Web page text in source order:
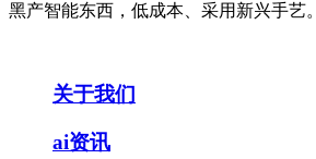
黑产智能东西，低成本、采用新兴手艺。
关于我们
ai资讯